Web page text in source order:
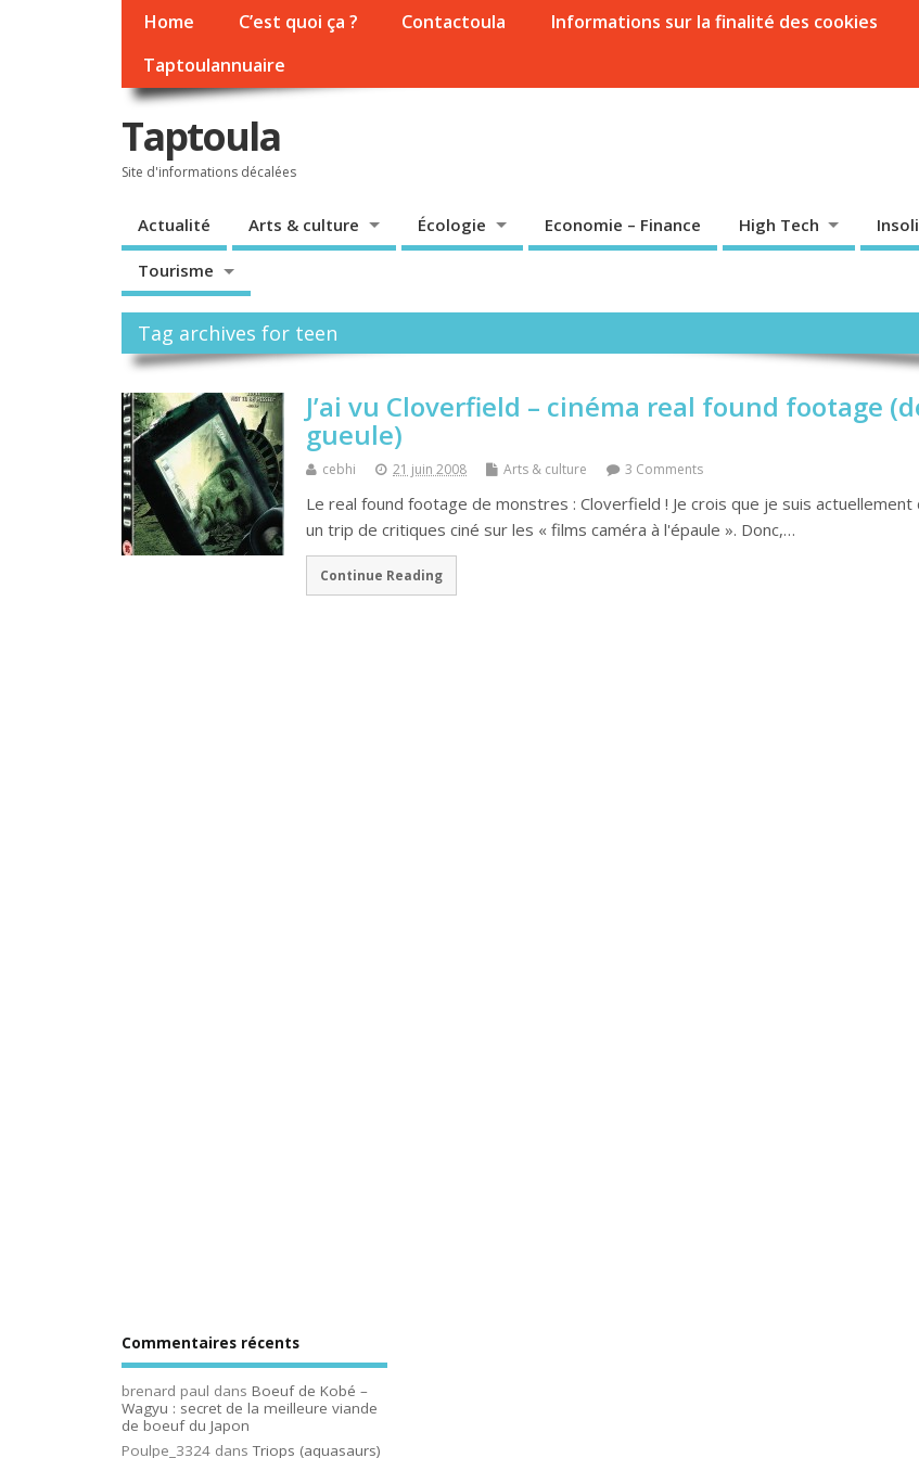
Home C’est quoi ça ? Contactoula Informations sur la finalité des cookies
Taptoulannuaire
Taptoula
Site d'informations décalées
Actualité Arts & culture Écologie Economie – Finance High Tech
Tourisme
Tag archives for teen
J’ai vu Cloverfield – cinéma real found footage
gueule)
cebhi 21 juin 2008 Arts & culture 3 Comments
Le real found footage de monstres : Cloverfield ! Je crois que je suis actuellement
un trip de critiques ciné sur les « films caméra à l'épaule ». Donc,…
Continue Reading
Commentaires récents
brenard paul dans Boeuf de Kobé –
Wagyu : secret de la meilleure viande
de boeuf du Japon
Poulpe_3324 dansTriops (aquasaurs)